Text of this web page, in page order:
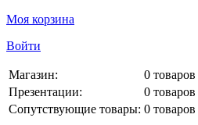
Моя корзина
Войти
Магазин: 0 товаров
Презентации:
0 товаров
Сопутствующие товары: 0 товаров